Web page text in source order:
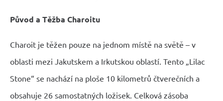
Původ a Těžba Charoitu
Charoit je těžen pouze na jednom místě na světě – v
oblasti mezi Jakutskem a Irkutskou oblastí. Tento „Lilac
Stone“ se nachází na ploše 10 kilometrů čtverečních a
obsahuje 26 samostatných ložisek. Celková zásoba